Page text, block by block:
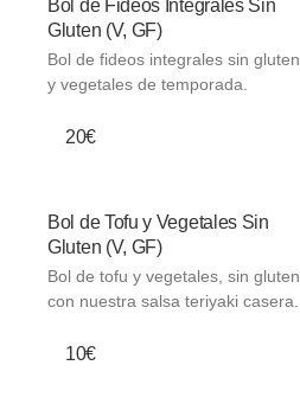
Bol de Fideos Integrales Sin
Gluten (V, GF)
Bol de fideos integrales sin gluten
y vegetales de temporada.
20€
Bol de Tofu y Vegetales Sin
Gluten (V, GF)
Bol de tofu y vegetales, sin gluten
con nuestra salsa teriyaki casera.
10€